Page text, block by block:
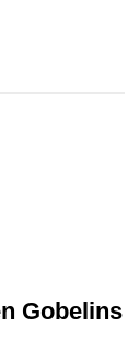
Gobelins